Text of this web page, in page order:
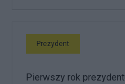
Prezydent
Pierwszy rok